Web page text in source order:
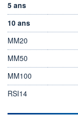
5 ans
10 ans
MM20
MM50
MM100
RSI14